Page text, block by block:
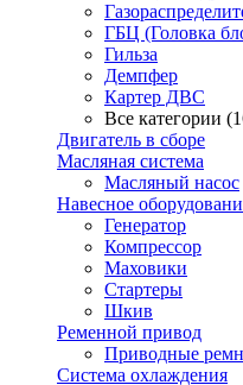
ГБЦ (Головка
Гильза
Демпфер
Картер ДВС
Все категории
Двигатель в сборе
Масляная система
Масляный насос
Навесное
Генератор
Компрессор
Маховики
Стартеры
Шкив
Ременной привод
Приводные
Система охлаждения